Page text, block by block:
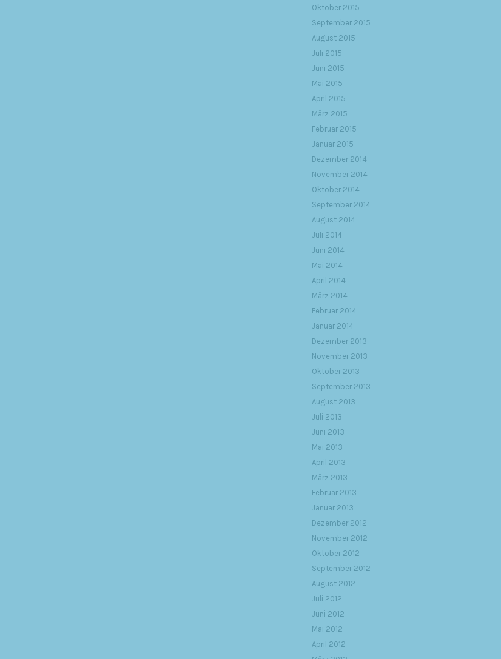
Oktober 2015
September 2015
August 2015
Juli 2015
Juni 2015
Mai 2015
April 2015
März 2015
Februar 2015
Januar 2015
Dezember 2014
November 2014
Oktober 2014
September 2014
August 2014
Juli 2014
Juni 2014
Mai 2014
April 2014
März 2014
Februar 2014
Januar 2014
Dezember 2013
November 2013
Oktober 2013
September 2013
August 2013
Juli 2013
Juni 2013
Mai 2013
April 2013
März 2013
Februar 2013
Januar 2013
Dezember 2012
November 2012
Oktober 2012
September 2012
August 2012
Juli 2012
Juni 2012
Mai 2012
April 2012